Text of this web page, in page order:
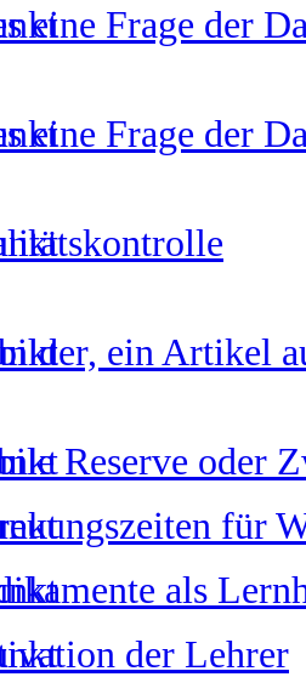
eine Frage der
eine Frage der
ein Artikel
Reserve oder
für
als
der Lehrer